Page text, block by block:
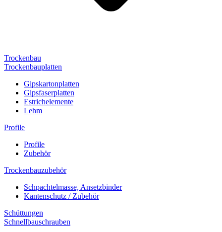
Trockenbau
Trockenbauplatten
Gipskartonplatten
Gipsfaserplatten
Estrichelemente
Lehm
Profile
Profile
Zubehör
Trockenbauzubehör
Schpachtelmasse, Ansetzbinder
Kantenschutz / Zubehör
Schüttungen
Schnellbauschrauben